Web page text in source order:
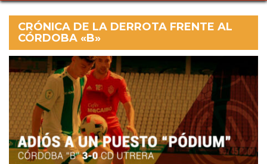
CRÓNICA DE LA DERROTA FRENTE AL
CÓRDOBA «B»